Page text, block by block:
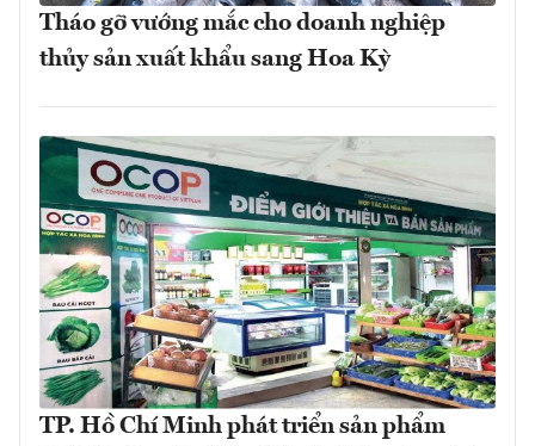
Tháo gỡ vướng mắc cho doanh nghiệp
thủy sản xuất khẩu sang Hoa Kỳ
TP. Hồ Chí Minh phát triển sản phẩm